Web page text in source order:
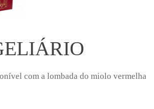
com a lombada do miolo vermelha